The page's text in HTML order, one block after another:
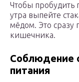
Чтобы пробудить
утра выпейте
мёдом. Это сразу
кишечника.
Соблюдение
питания